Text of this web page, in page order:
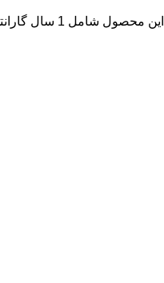
این محصول شامل 1 سال گارانتی می باشد.